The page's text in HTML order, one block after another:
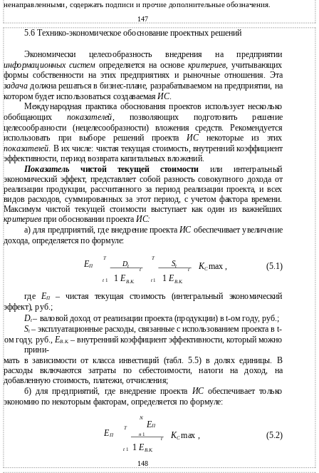
ненаправленными, содержать подписи и прочие дополнительные обозначения.
147
5.6 Технико-экономическое обоснование проектных решений
Экономически целесообразность внедрения на предприятии
информационных систем определяется на основе критериев, учитывающих
формы собственности на этих предприятиях и рыночные отношения. Эта
задачадолжна решаться в бизнес-плане, разрабатываемом на предприятии, на
котором будет использоваться создаваемая ИС.
Международная практика обоснования проектов использует несколько
обобщающихпоказателей, позволяющих подготовить решение
целесообразности (нецелесообразности) вложения средств. Рекомендуется
использовать при выборе решений проектаИС некоторые из этих
показателей. В их числе: чистая текущая стоимость, внутренний коэффициент
эффективности, период возврата капитальных вложений.
Показательчистой текущей стоимости или интегральный
экономический эффект, представляет собой разность совокупного дохода от
реализации продукции, рассчитанного за период реализации проекта, и всех
видов расходов, суммированных за этот период, с учетом фактора времени.
Максимум чистой текущей стоимости выступает как один из важнейших
критериевпри обосновании проекта ИС:
а) для предприятий, где внедрение проекта ИС обеспечивает увеличение
дохода, определяется по формуле:
T
Dt
T
St
ЕП КСmax , (5.1)
t t
t 1 1EВ. К. t 1 1EВ. К.
где ЕП – чистая текущая стоимость (интегральный экономический
эффект), руб.;
Dt– валовой доход от реализации проекта (продукции) в t-ом году, руб.;
St – эксплуатационные расходы, связанные с использованием проекта в t-
ом году, руб., ЕВ.К.– внутренний коэффициент эффективности, который можно
прини-
мать в зависимости от класса инвестиций (табл. 5.5) в долях единицы. В
расходы включаются затраты по себестоимости, налоги на доход, на
добавленную стоимость, платежи, отчисления;
б) для предприятий, где внедрение проекта
ИСобеспечивает только
экономию по некоторым факторам, определяется по формуле:
N
T
ЕП
ЕП n 1 КСmax , (5.2)
t
t 1 1EВ.К.
148